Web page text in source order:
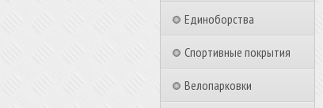
Единоборства
Спортивные покрытия
Велопарковки